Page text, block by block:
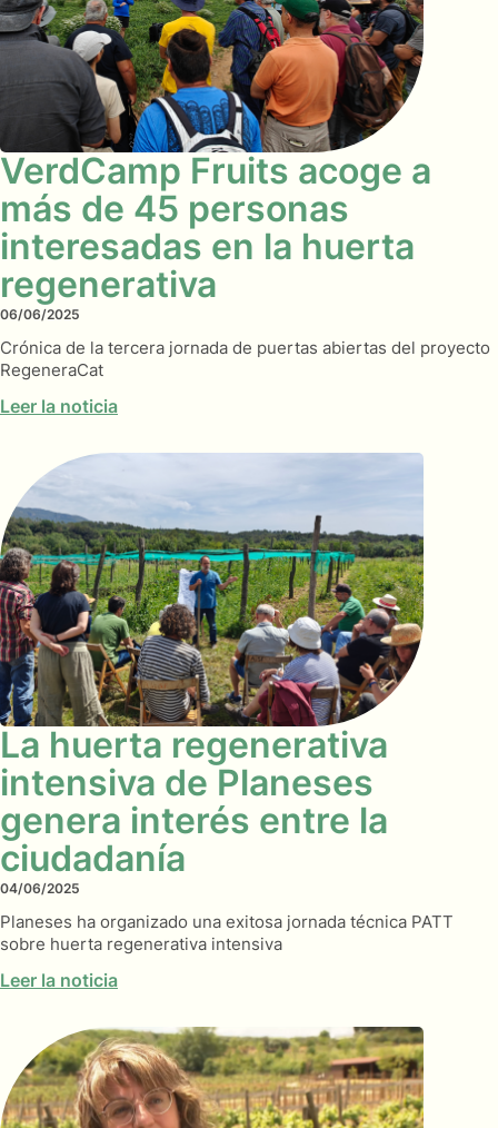
VerdCamp Fruits acoge a
más de 45 personas
interesadas en la huerta
regenerativa
06/06/2025
Crónica de la tercera jornada de puertas abiertas del proyecto
RegeneraCat
Leer la noticia
La huerta regenerativa
intensiva de Planeses
genera interés entre la
ciudadanía
04/06/2025
Planeses ha organizado una exitosa jornada técnica PATT
sobre huerta regenerativa intensiva
Leer la noticia